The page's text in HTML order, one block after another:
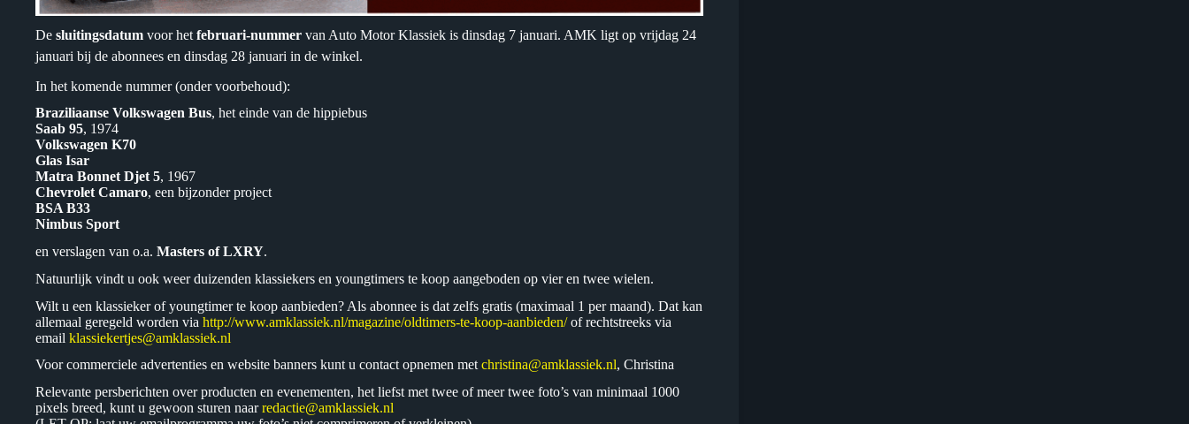
De sluitingsdatum voor het februari-nummer van Auto Motor Klassiek is dinsdag 7 januari. AMK ligt op vrijdag 24
januari bij de abonnees en dinsdag 28 januari in de winkel.
In het komende nummer (onder voorbehoud):
Braziliaanse Volkswagen Bus, het einde van de hippiebus
Saab 95, 1974
Volkswagen K70
Glas Isar
Matra Bonnet Djet 5, 1967
Chevrolet Camaro, een bijzonder project
BSA B33
Nimbus Sport
en verslagen van o.a. Masters of LXRY.
Natuurlijk vindt u ook weer duizenden klassiekers en youngtimers te koop aangeboden op vier en twee wielen.
Wilt u een klassieker of youngtimer te koop aanbieden? Als abonnee is dat zelfs gratis (maximaal 1 per maand). Dat kan
allemaal geregeld worden via http://www.amklassiek.nl/magazine/oldtimers-te-koop-aanbieden/of rechtstreeks via
email klassiekertjes@amklassiek.nl
Voor commerciele advertenties en website banners kunt u contact opnemen metchristina@amklassiek.nl, Christina
Relevante persberichten over producten en evenementen, het liefst met twee of meer twee foto’s van minimaal 1000
pixels breed, kunt u gewoon sturen naarredactie@amklassiek.nl